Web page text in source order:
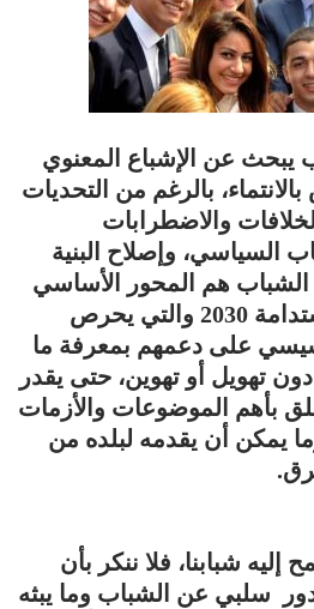
يبحث عن الإشباع المعنوي
بالرغم من التحديات
والاضطرابات
السياسي، وإصلاح البنية
هم المحور الأساسي
فى خطة التنمية المستدامة 2030 والتي يحرص
على دعمهم بمعرفة ما
تهويل أو تهوين، حتى يقدر
بأهم الموضوعات والأزمات
وما يمكن أن يقدمه لبلده من
شبابنا، فلا ننكر بأن
بدور سلبي عن الشباب وما يبثه